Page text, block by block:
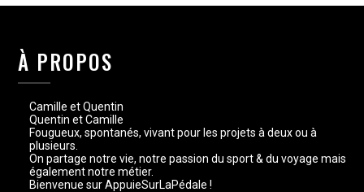
À PROPOS
Camille et Quentin
Quentin et Camille
Fougueux, spontanés, vivant pour les projets à deux ou à
plusieurs.
On partage notre vie, notre passion du sport & du voyage mais
également notre métier.
Bienvenue sur AppuieSurLaPédale !